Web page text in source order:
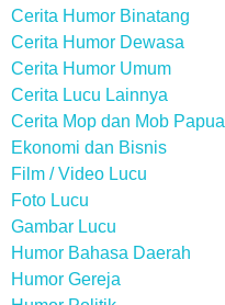
Cerita Humor Binatang
Cerita Humor Dewasa
Cerita Humor Umum
Cerita Lucu Lainnya
Cerita Mop dan Mob Papua
Ekonomi dan Bisnis
Film / Video Lucu
Foto Lucu
Gambar Lucu
Humor Bahasa Daerah
Humor Gereja